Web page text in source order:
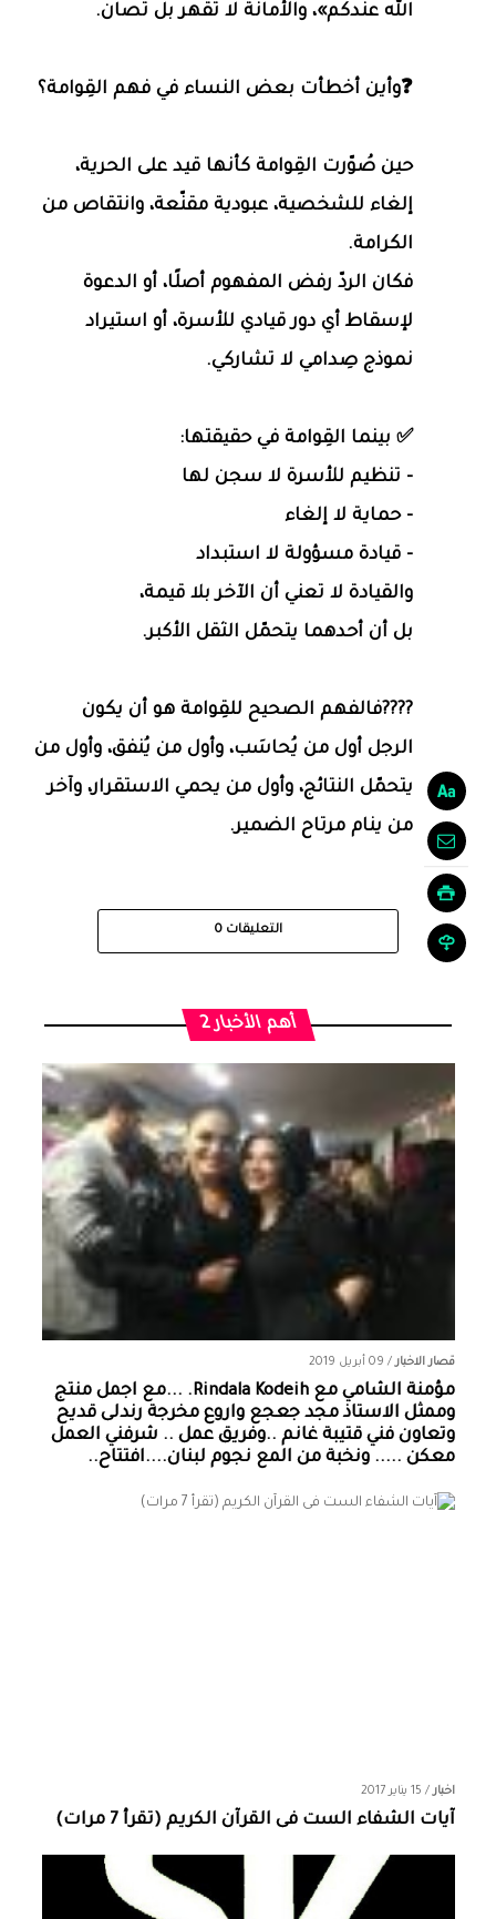
الله عندكم»، والأمانة لا تُقهر بل تُصان.
❓وأين أخطأت بعض النساء في فهم القِوامة؟
حين صُوّرت القِوامة كأنها قيد على الحرية،
إلغاء للشخصية، عبودية مقنّعة، وانتقاص من
الكرامة.
فكان الردّ رفض المفهوم أصلًا، أو الدعوة
لإسقاط أي دور قيادي للأسرة، أو استيراد
نموذج صِدامي لا تشاركي.
✅ بينما القِوامة في حقيقتها:
- تنظيم للأسرة لا سجن لها
- حماية لا إلغاء
- قيادة مسؤولة لا استبداد
والقيادة لا تعني أن الآخر بلا قيمة،
بل أن أحدهما يتحمّل الثقل الأكبر.
????فالفهم الصحيح للقِوامة هو أن يكون
الرجل أول من يُحاسَب، وأول من يُنفق، وأول من
يتحمّل النتائج، وأول من يحمي الاستقرار، وآخر
من ينام مرتاح الضمير.
التعليقات 0
أهم الأخبار 2
قصار الاخبار/ 09 أبريل 2019
مؤمنة الشامي‏ مع ‏‎Rindala Kodeih‎‏. ...مع اجمل منتج
وممثل الاستاذ مجد جعجع واروع مخرجة رندلى قديح
وتعاون فني قتيبة غانم ..وفريق عمل .. شرفني العمل
معكن ..... ونخبة من المع نجوم لبنان....افتتاح..
اخبار/ 15 يناير 2017
آيات الشفاء الست فى القرآن الكريم (تقرأ 7 مرات)